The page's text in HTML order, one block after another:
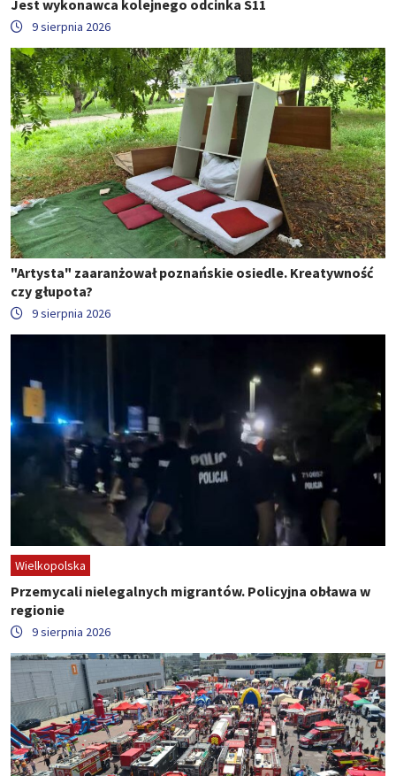
Jest wykonawca kolejnego odcinka S11
9 sierpnia 2026
"Artysta" zaaranżował poznańskie osiedle. Kreatywność
czy głupota?
9 sierpnia 2026
Wielkopolska
Przemycali nielegalnych migrantów. Policyjna obława w
regionie
9 sierpnia 2026